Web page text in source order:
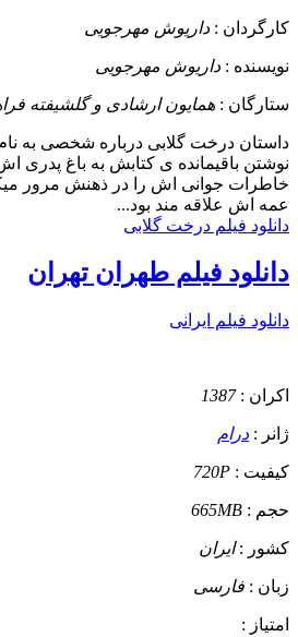
کارگردان : داریوش مهرجویی
نویسنده : داریوش مهرجویی
ستارگان : همایون ارشادی و گلشیفته
داستان درخت گلابی درباره شخصی به
نوشتن باقیمانده ی کتابش به باغ پدری
خاطرات جوانی اش را در ذهنش مرور
عمه اش علاقه مند بود...
دانلود فیلم درخت گلابی
دانلود فیلم طهران تهران
دانلود فیلم ایرانی
اکران :1387
ژانر : درام
کیفیت : 720P
حجم : 665MB
کشور :ایران
زبان : فارسی
امتیاز :